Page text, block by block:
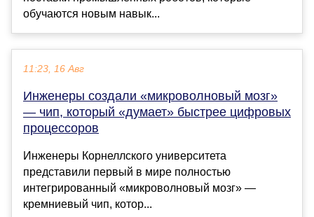
обучаются новым навык...
11:23, 16 Авг
Инженеры создали «микроволновый мозг»
— чип, который «думает» быстрее цифровых
процессоров
Инженеры Корнеллского университета
представили первый в мире полностью
интегрированный «микроволновый мозг» —
кремниевый чип, котор...